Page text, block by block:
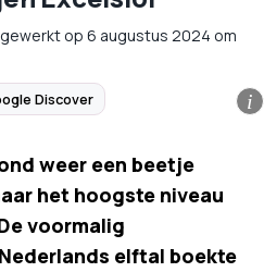
op 6 augustus 2024 om
Discover i
weer een beetje
het hoogste niveau
voormalig
elftal boekte